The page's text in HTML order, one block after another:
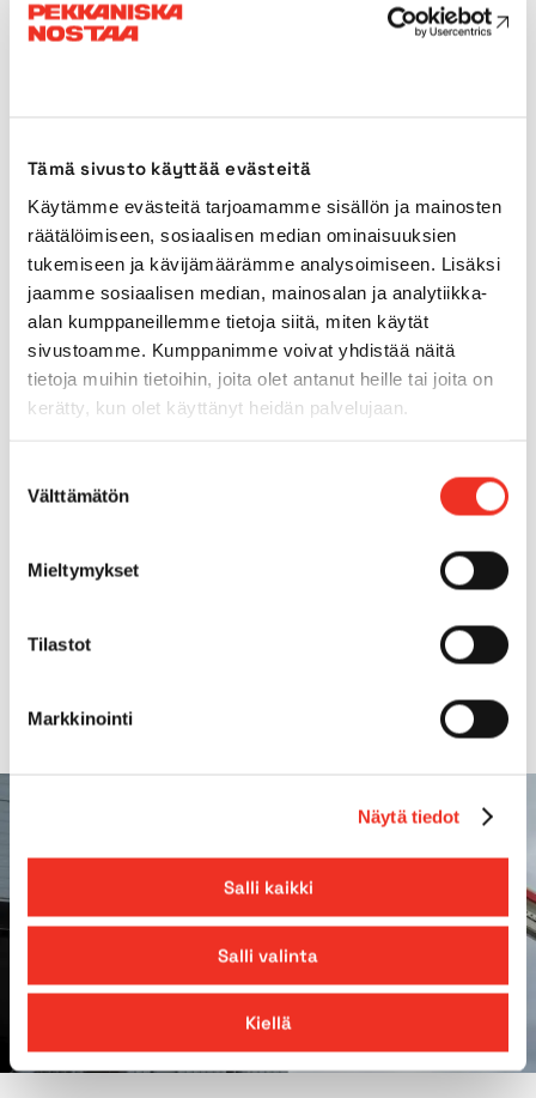
Tämä sivusto käyttää evästeitä
Käytämme evästeitä tarjoamamme sisällön ja mainosten
räätälöimiseen, sosiaalisen median ominaisuuksien
tukemiseen ja kävijämäärämme analysoimiseen. Lisäksi
jaamme sosiaalisen median, mainosalan ja analytiikka-
alan kumppaneillemme tietoja siitä, miten käytät
sivustoamme. Kumppanimme voivat yhdistää näitä
tietoja muihin tietoihin, joita olet antanut heille tai joita on
kerätty, kun olet käyttänyt heidän palvelujaan.
valinta
Välttämätön
Mieltymykset
Tilastot
Markkinointi
Näytä tiedot
Salli kaikki
Salli valinta
Kiellä
Käyttövoima
(toissijainen)
Sisärenkaat Kyllä
Ulkorenkaat Kyllä
Neliveto Ei
Sivu-ulottuma
*Irroitettava kori